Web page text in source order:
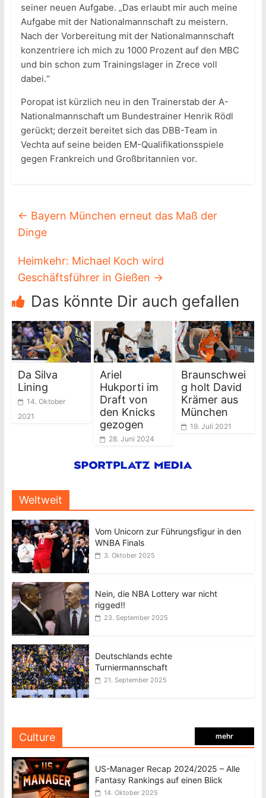
seiner neuen Aufgabe. „Das erlaubt mir auch meine
Aufgabe mit der Nationalmannschaft zu meistern.
Nach der Vorbereitung mit der Nationalmannschaft
konzentriere ich mich zu 1000 Prozent auf den MBC
und bin schon zum Trainingslager in Zrece voll
dabei.“
Poropat ist kürzlich neu in den Trainerstab der A-
Nationalmannschaft um Bundestrainer Henrik Rödl
gerückt; derzeit bereitet sich das DBB-Team in
Vechta auf seine beiden EM-Qualifikationsspiele
gegen Frankreich und Großbritannien vor.
← Bayern München erneut das Maß der
Dinge
Heimkehr: Michael Koch wird
Geschäftsführer in Gießen →
Das könnte Dir auch gefallen
Da Silva
Lining
14. Oktober
2021
Ariel
Hukporti im
Draft von
den Knicks
gezogen
28. Juni 2024
Braunschwei
g holt David
Krämer aus
München
19. Juli 2021
Weltweit
Vom Unicorn zur Führungsfigur in den
WNBA Finals
3. Oktober 2025
Nein, die NBA Lottery war nicht
rigged!!
23. September 2025
Deutschlands echte
Turniermannschaft
21. September 2025
Culture mehr
US-Manager Recap 2024/2025 – Alle
Fantasy Rankings auf einen Blick
14. Oktober 2025